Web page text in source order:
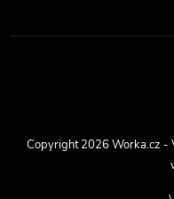
Copyright 2026Worka.cz -